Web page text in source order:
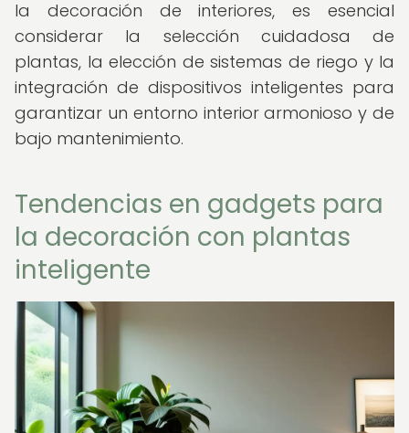
la decoración de interiores, es esencial
considerar la selección cuidadosa de
plantas, la elección de sistemas de riego y la
integración de dispositivos inteligentes para
garantizar un entorno interior armonioso y de
bajo mantenimiento.
Tendencias en gadgets para
la decoración con plantas
inteligente